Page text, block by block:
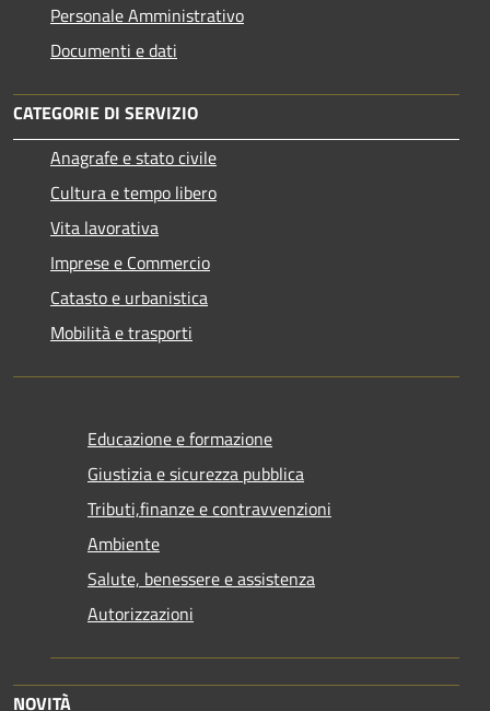
Personale Amministrativo
Documenti e dati
CATEGORIE DI SERVIZIO
Anagrafe e stato civile
Cultura e tempo libero
Vita lavorativa
Imprese e Commercio
Catasto e urbanistica
Mobilità e trasporti
Educazione e formazione
Giustizia e sicurezza pubblica
Tributi,finanze e contravvenzioni
Ambiente
Salute, benessere e assistenza
Autorizzazioni
NOVITÀ